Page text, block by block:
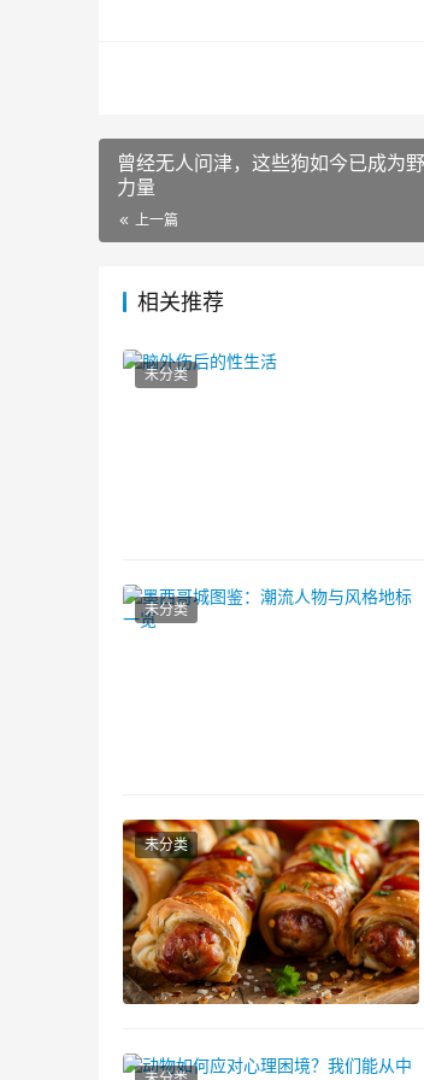
曾经无人问津，这些狗如今已成为
力量
上一篇
相关推荐
未分类
未分类
未分类